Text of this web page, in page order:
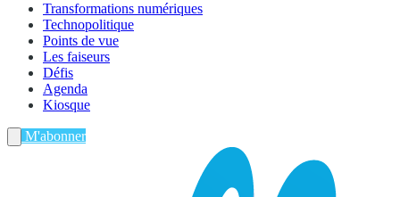
Transformations numériques
Technopolitique
Points de vue
Les faiseurs
Défis
Agenda
Kiosque
M'abonner